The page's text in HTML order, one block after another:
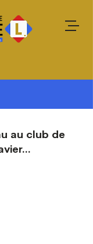
au club de